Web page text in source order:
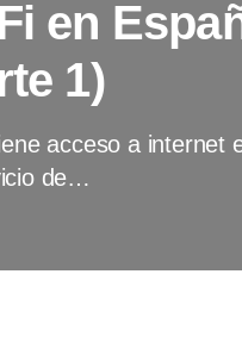
en
1)
acceso a internet
de…